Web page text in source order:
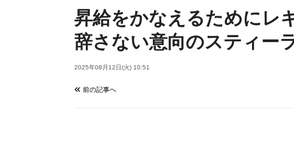
昇給をかなえるためにレ
辞さない意向のスティー
2025年08月12日(火) 10:51
前の記事へ